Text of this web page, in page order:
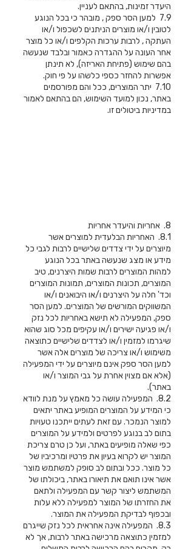
היעדר זמינות, בהתאם לעניין.
7.9 למען הסר ספק , מובהר כי בכל הנוגע
לטובין ו/או מוצרים הניתנים לשכפול ו/או
העתקה , לרבות ערכות הקלפים ו/או כל מוצר
אחר העונה על ההגדרה כאמור ובלבד שנעשה
בהם שימוש (פתיחת האריזה), לא תינתן
אפשרות להחזר כספי כלשהו על פי חוק.
7.10 יתר המוצרים, ככל והם מפורסמים
באתר, נכון למועד השימוש, הם בהתאם לאמור
במדיניות ביטולים זו.
8. אחריות והיעדר אחריות
8.1. האחריות הבלעדית למוצרים אשר
מיוצרים על ידי צדדים שלישיים לרבות לגבי כל
מידע או מצג שנעשה באתר בכל הנוגע
למהות המוצרים לרבות שמות היצרנים, טיב
המוצרים, תכונות המוצרים, תמונות המוצרים
וכד' חלה על היצרנים ו/או היבואנים ו/או
המשווקים המורשים של המוצרים. למען הסר
ספק, המפעילה לא תישא באחריות לכל נזק
ו/או פגיעה ישירים ו/או עקיפים מכל סוג שהוא
שיגרמו למזמין ו/או לצדדים שלישיים כתוצאה
משימוש ו/או צריכה של מוצרים אלה אשר
למען הסר ספק אינם מיוצרים על ידי המפעילה
(אלא אם מצוין אחרת על גבי המוצר ו/או
באתר).
8.2. המפעילה עושה כל מאמץ על מנת לוודא
כי המידע על המוצרים המופיע באתר יתאים
למוצר הנמכר. עם זאת לעתים ייתכנו טעויות
בתום לב בנוגע לפרטים ולמידע על המוצרים
כפי שאלה מופיעים באתר, ועל כן טרם צריכת
המוצר יש לקרוא בעיון את פרטיו ומרכיביו של
כל מוצר. ככל ובתום לב סופק למשתמש מוצר
אשר אינו תואם את תיאורו באתר, ביכולתו של
המשתמש ליצור קשר עם המפעילה ולתאם
את החזרתו של המוצר למפעילה ללא עלות
ובכפוף לבדיקת המפעילה את המוצר.
8.3. המפעילה אינה אחראית לכל נזק שייגרם
למזמין כתוצאה מרכישה באתר לרבות, אך לא